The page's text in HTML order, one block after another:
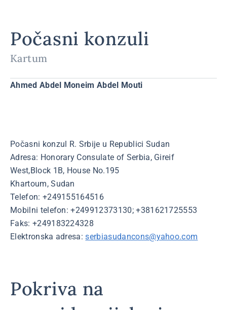
Počasni konzuli
Kartum
Ahmed Abdel Moneim Abdel Mouti
Počasni konzul R. Srbije u Republici Sudan
Adresa: Honorary Consulate of Serbia, Gireif
West,Block 1B, House No.195
Khartoum, Sudan
Telefon: +249155164516
Mobilni telefon: +249912373130; +381621725553
Faks: +249183224328
Elektronska adresa:serbiasudancons@yahoo.com
Pokriva na